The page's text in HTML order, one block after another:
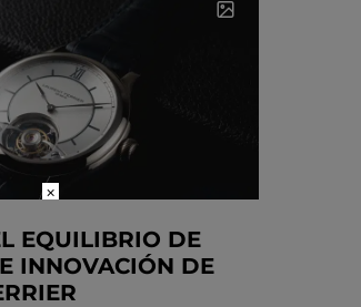
EQUILIBRIO DE
INNOVACIÓN DE
×